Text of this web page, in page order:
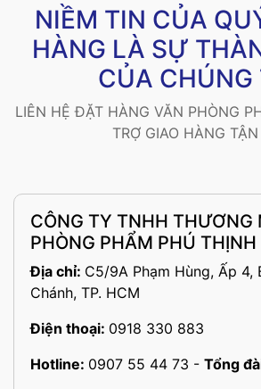
NIỀM TIN CỦA
HÀNG LÀ SỰ
CỦA CHÚNG
LIÊN HỆ ĐẶT HÀNG VĂN PHÒNG
TRỢ GIAO HÀNG
CÔNG TY TNHH THƯƠNG
PHÒNG PHẨM PHÚ THỊNH
Địa chỉ: C5/9A Phạm Hùng, Ấp 4,
Chánh, TP. HCM
Điện thoại: 0918 330 883
Hotline: 0907 55 44 73 - Tổng